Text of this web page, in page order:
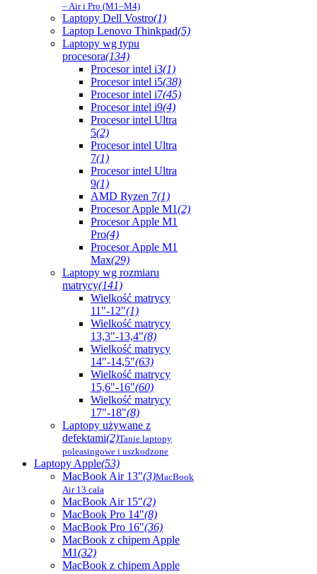
– Air i Pro (M1–M4)
Laptopy Dell Vostro(1)
Laptop Lenovo Thinkpad(5)
Laptopy wg typu
procesora(134)
Procesor intel i3(1)
Procesor intel i5(38)
Procesor intel i7(45)
Procesor intel i9(4)
Procesor intel Ultra
5(2)
Procesor intel Ultra
7(1)
Procesor intel Ultra
9(1)
AMD Ryzen 7(1)
Procesor Apple M1(2)
Procesor Apple M1
Pro(4)
Procesor Apple M1
Max(29)
Laptopy wg rozmiaru
matrycy(141)
Wielkość matrycy
11"-12"(1)
Wielkość matrycy
13,3"-13,4"(8)
Wielkość matrycy
14"-14,5"(63)
Wielkość matrycy
15,6"-16"(60)
Wielkość matrycy
17"-18"(8)
Laptopy używane z
defektami(2)Tanie laptopy
poleasingowe i uszkodzone
Laptopy Apple(53)
MacBook Air 13"(3)MacBook
Air 13 cala
MacBook Air 15"(2)
MacBook Pro 14"(8)
MacBook Pro 16"(36)
MacBook z chipem Apple
M1(32)
MacBook z chipem Apple